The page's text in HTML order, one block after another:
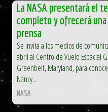
La NASA presentará el
completo y ofrecerá
prensa
Se invita a los medios de
abril al Centro de Vuelo Espacial
Greenbelt, Maryland, para
Nancy...
NASA